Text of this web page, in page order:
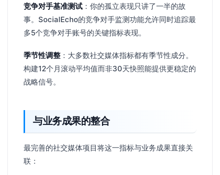
竞争对手基准测试 ：你的孤立表现只讲了一半的故
事。SocialEcho的竞争对手监测功能允许同时追踪最
多5个竞争对手账号的关键指标表现。
季节性调整 ：大多数社交媒体指标都有季节性成分。
构建12个月滚动平均值而非30天快照能提供更稳定的
战略信号。
与业务成果的整合
最完善的社交媒体项目将这一指标与业务成果直接关
联：